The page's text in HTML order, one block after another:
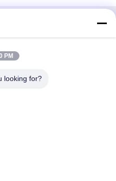
Yuhua, Changsha, Hunan,
PM
looking for?